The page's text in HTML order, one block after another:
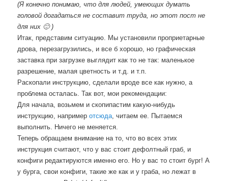
(Я конечно понимаю, что для людей, умеющих думать
головой догадаться не составит труда, но этот пост не
для них 🙂 )
Итак, представим ситуацию. Мы установили проприетарные
дрова, перезагрузились, и все б хорошо, но графическая
заставка при загрузке выглядит как то не так: маленькое
разрешение, малая цветность и т.д. и т.п.
Раскопали инструкцию, сделали вроде все как нужно, а
проблема осталась. Так вот, мои рекомендации:
Для начала, возьмем и скопипастим какую-нибудь
инструкцию, напримеротсюда, читаем ее. Пытаемся
выполнить. Ничего не меняется.
Теперь обращаем внимание на то, что во всех этих
инструкция считают, что у вас стоит дефолтный граб, и
конфиги редактируются именно его. Но у вас то стоит бург! А
у бурга, свои конфиги, такие же как и у граба, но лежат в